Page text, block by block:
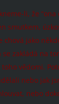
li, že “ona
smutkem,
chová jako
zakládá na
vědomi.
nebo jak
nebo